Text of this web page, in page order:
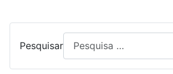
Pesquisar